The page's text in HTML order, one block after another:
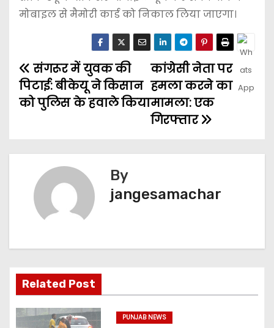
मोबाइल से मैमोरी कार्ड को निकाल लिया जाएगा।
कांग्रेसी नेता पर
हमला करने का
मामला: एक
गिरफ्तार
संगरूर में युवक की
पिटाई: बीकेयू ने किसान
को पुलिस के हवाले किया
By
jangesamachar
Related Post
PUNJAB NEWS